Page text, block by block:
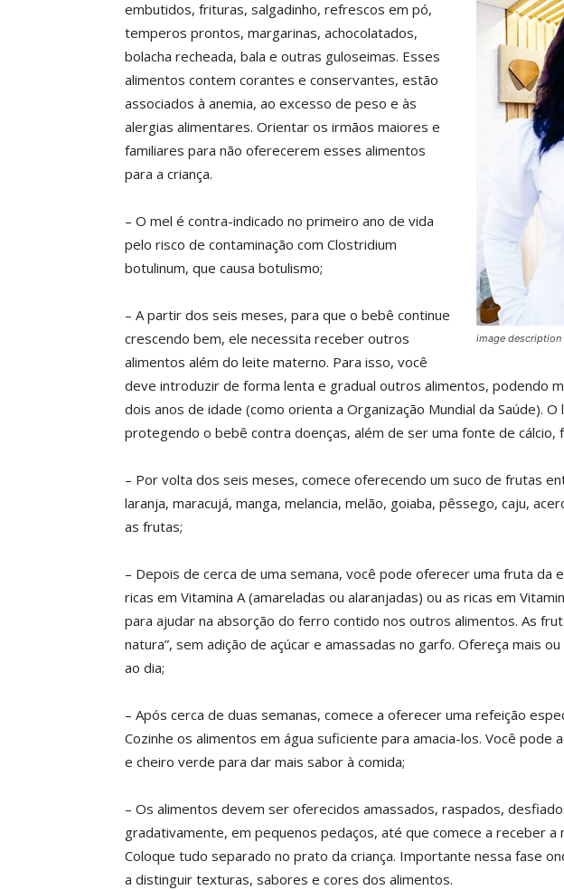
image description
embutidos, frituras, salgadinho, refrescos em pó,
temperos prontos, margarinas, achocolatados,
bolacha recheada, bala e outras guloseimas. Esses
alimentos contem corantes e conservantes, estão
associados à anemia, ao excesso de peso e às
alergias alimentares. Orientar os irmãos maiores e
familiares para não oferecerem esses alimentos
para a criança.
– O mel é contra-indicado no primeiro ano de vida
pelo risco de contaminação com Clostridium
botulinum, que causa botulismo;
– A partir dos seis meses, para que o bebê continue
crescendo bem, ele necessita receber outros
alimentos além do leite materno. Para isso, você
deve introduzir de forma lenta e gradual outros alimentos, podendo
dois anos de idade (como orienta a Organização Mundial da Saúde).
protegendo o bebê contra doenças, além de ser uma fonte de cálcio,
– Por volta dos seis meses, comece oferecendo um suco de frutas
laranja, maracujá, manga, melancia, melão, goiaba, pêssego, caju,
as frutas;
– Depois de cerca de uma semana, você pode oferecer uma fruta da
ricas em Vitamina A (amareladas ou alaranjadas) ou as ricas em
para ajudar na absorção do ferro contido nos outros alimentos. As
natura”, sem adição de açúcar e amassadas no garfo. Ofereça mais
ao dia;
– Após cerca de duas semanas, comece a oferecer uma refeição
Cozinhe os alimentos em água suficiente para amacia-los. Você pode
e cheiro verde para dar mais sabor à comida;
– Os alimentos devem ser oferecidos amassados, raspados,
gradativamente, em pequenos pedaços, até que comece a receber a
Coloque tudo separado no prato da criança. Importante nessa fase
a distinguir texturas, sabores e cores dos alimentos.